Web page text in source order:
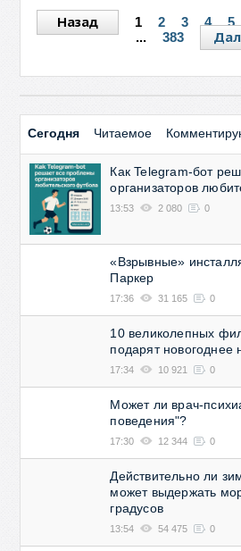
Назад 1 2 3 4 5
...
383
Сегодня Читаемое
Как Telegram-бот
организаторов
13:53 2 080 0
«Взрывные»
Паркер
17:36 31 165 0
10 великолепных
подарят новогоднее
17:34 10 921 0
Может ли врач-
поведения"?
17:30 12 344 0
Действительно ли
может выдержать
градусов
13:54 54 475 0